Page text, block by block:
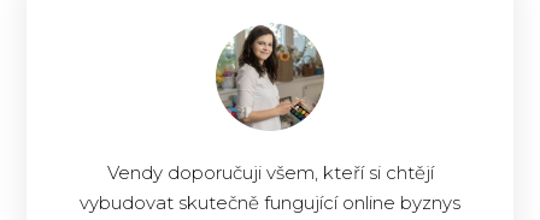
Vendy doporučuji všem, kteří si chtějí
vybudovat skutečně fungující online byznys